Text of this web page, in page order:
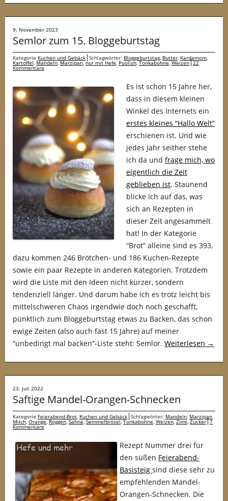
9. November 2023
Semlor zum 15. Bloggeburtstag
Kategorie Kuchen und Gebäck Schlagwörter: Bloggeburtstag, Butter, Kardamom,
Kartoffel, Mandeln,Marzipan,nur mit Hefe, Poolish,Tonkabohne,Weizen 22
Kommentare
Es ist schon 15 Jahre her,
dass in diesem kleinen
Winkel des Internets ein
erstes kleines “Hallo Welt”
erschienen ist. Und wie
jedes Jahr seither stehe
ich da und frage mich, wo
eigentlich die Zeit
geblieben ist. Staunend
blicke ich auf das, was
sich an Rezepten in
dieser Zeit angesammelt
hat! In der Kategorie
“Brot” alleine sind es 393,
dazu kommen 246 Brötchen- und 186 Kuchen-Rezepte
sowie ein paar Rezepte in anderen Kategorien. Trotzdem
wird die Liste mit den Ideen nicht kürzer, sondern
tendenziell länger. Und darum habe ich es trotz leicht bis
mittelschweren Chaos irgendwie doch noch geschafft,
pünktlich zum Bloggeburtstag etwas zu Backen, das schon
ewige Zeiten (also auch fast 15 Jahre) auf meiner
“unbedingt mal backen”-Liste steht: Semlor. Weiterlesen →
23. Juli 2022
Saftige Mandel-Orangen-Schnecken
Kategorie Feierabend-Brot, Kuchen und Gebäck Schlagwörter: Mandeln, Marzipan,
Milch, Orange,Roggen,Sahne,Semmelbrösel,Tonkabohne, Weizen,Zimt,Zucker 7
Kommentare
Rezept Nummer drei für
den süßen Feierabend-
Basisteig sind diese sehr zu
empfehlenden Mandel-
Orangen-Schnecken. Die